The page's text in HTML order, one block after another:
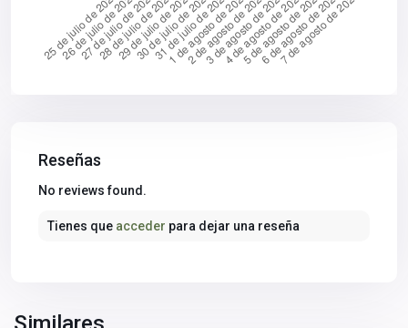
Reseñas
No reviews found.
Tienes que acceder para dejar una reseña
Sevilla